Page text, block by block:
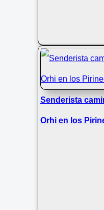
Senderista
Orhi en los